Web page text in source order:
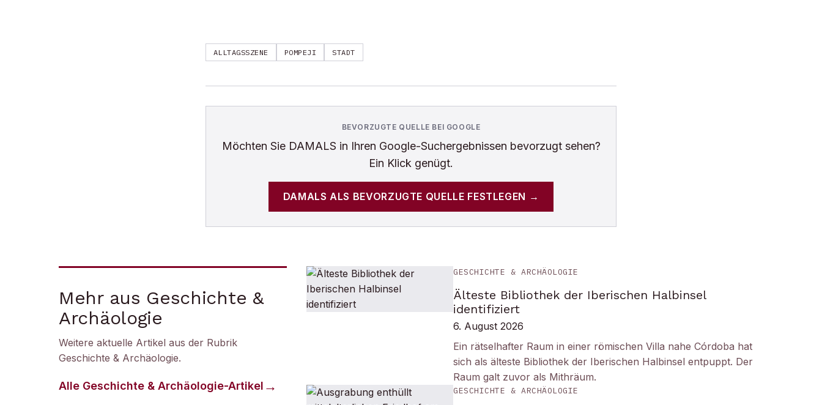
ALLTAGSSZENE POMPEJI STADT
BEVORZUGTE QUELLE BEI GOOGLE
Möchten Sie DAMALS in Ihren Google-Suchergebnissen bevorzugt sehen?
Ein Klick genügt.
DAMALS ALS BEVORZUGTE QUELLE FESTLEGEN →
Mehr aus Geschichte &
Archäologie
Weitere aktuelle Artikel aus der Rubrik
Geschichte & Archäologie.
Alle Geschichte & Archäologie-Artikel
GESCHICHTE & ARCHÄOLOGIE
Älteste Bibliothek der Iberischen Halbinsel
identifiziert
6. August 2026
Ein rätselhafter Raum in einer römischen Villa nahe Córdoba hat
sich als älteste Bibliothek der Iberischen Halbinsel entpuppt. Der
Raum galt zuvor als Mithräum.
GESCHICHTE & ARCHÄOLOGIE